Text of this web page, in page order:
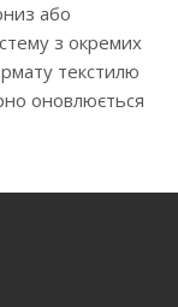
або
з окремих
текстилю
оновлюється